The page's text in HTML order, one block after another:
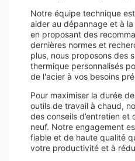
Notre équipe technique
aider au dépannage et à
en proposant des
dernières normes et
plus, nous proposons des
thermique personnalisés
de l'acier à vos besoins
Pour maximiser la durée
outils de travail à chaud,
des conseils d’entretien et
neuf. Notre engagement
fiable et de haute qualité
votre productivité et à